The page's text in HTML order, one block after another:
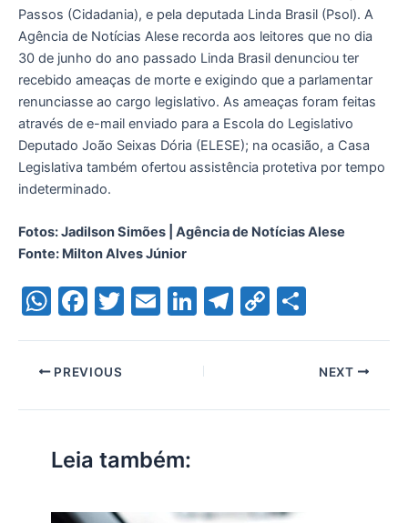
Passos (Cidadania), e pela deputada Linda Brasil (Psol). A
Agência de Notícias Alese recorda aos leitores que no dia
30 de junho do ano passado Linda Brasil denunciou ter
recebido ameaças de morte e exigindo que a parlamentar
renunciasse ao cargo legislativo. As ameaças foram feitas
através de e-mail enviado para a Escola do Legislativo
Deputado João Seixas Dória (ELESE); na ocasião, a Casa
Legislativa também ofertou assistência protetiva por tempo
indeterminado.
Fotos: Jadilson Simões | Agência de Notícias Alese
Fonte: Milton Alves Júnior
W
at
s
A
p
p
F
c
e
b
o
o
k
T
E
Li
k
e
dI
T
a
C
Li
ar
e
PREVIOUS NEXT
Leia também: